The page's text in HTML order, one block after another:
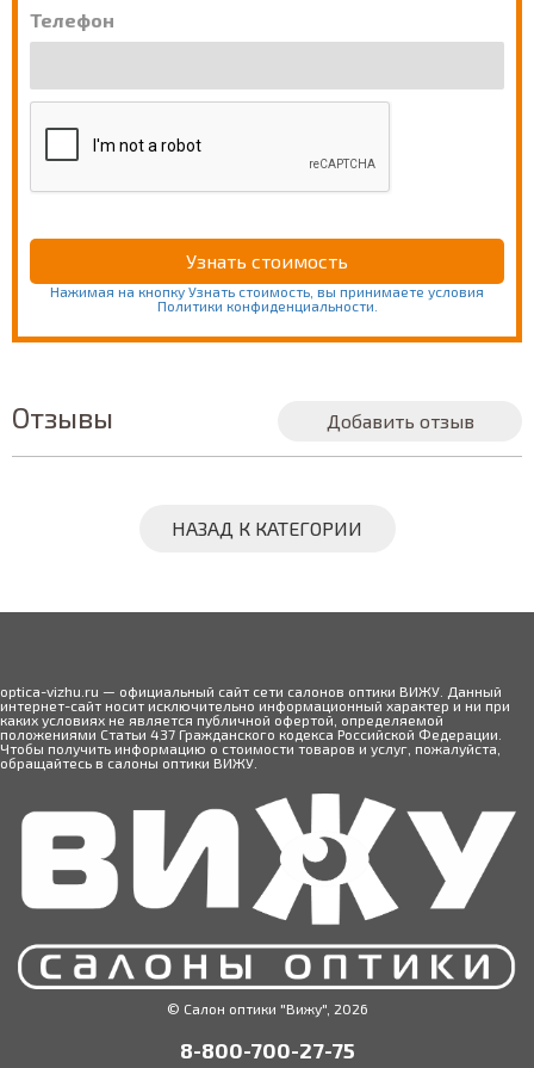
Телефон
Нажимая на кнопку Узнать стоимость, вы принимаете условия
Политики конфиденциальности.
Отзывы Добавить отзыв
НАЗАД К КАТЕГОРИИ
optica-vizhu.ru — официальный сайт сети салонов оптики ВИЖУ. Данный
интернет-сайт носит исключительно информационный характер и ни при
каких условиях не является публичной офертой, определяемой
положениями Статьи 437 Гражданского кодекса Российской Федерации.
Чтобы получить информацию о стоимости товаров и услуг, пожалуйста,
обращайтесь в салоны оптики ВИЖУ.
© Салон оптики "Вижу", 2026
8-800-700-27-75